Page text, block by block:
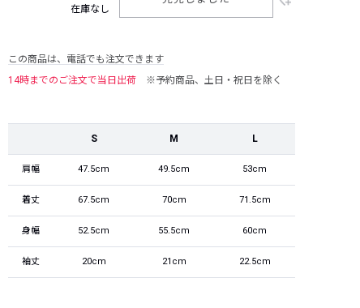
在庫なし
この商品は、電話でも注文できます
14時までのご注文で当日出荷
※予約商品、土日・祝日を除く
S M L
肩幅 47.5cm 49.5cm 53cm
着丈 67.5cm 70cm 71.5cm
身幅 52.5cm 55.5cm 60cm
袖丈 20cm 21cm 22.5cm